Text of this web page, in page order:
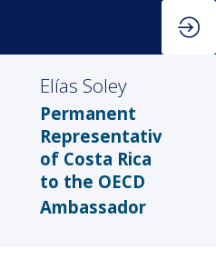
Elías Soley
Permanent
Representative
of Costa Rica
to the OECD
Ambassador